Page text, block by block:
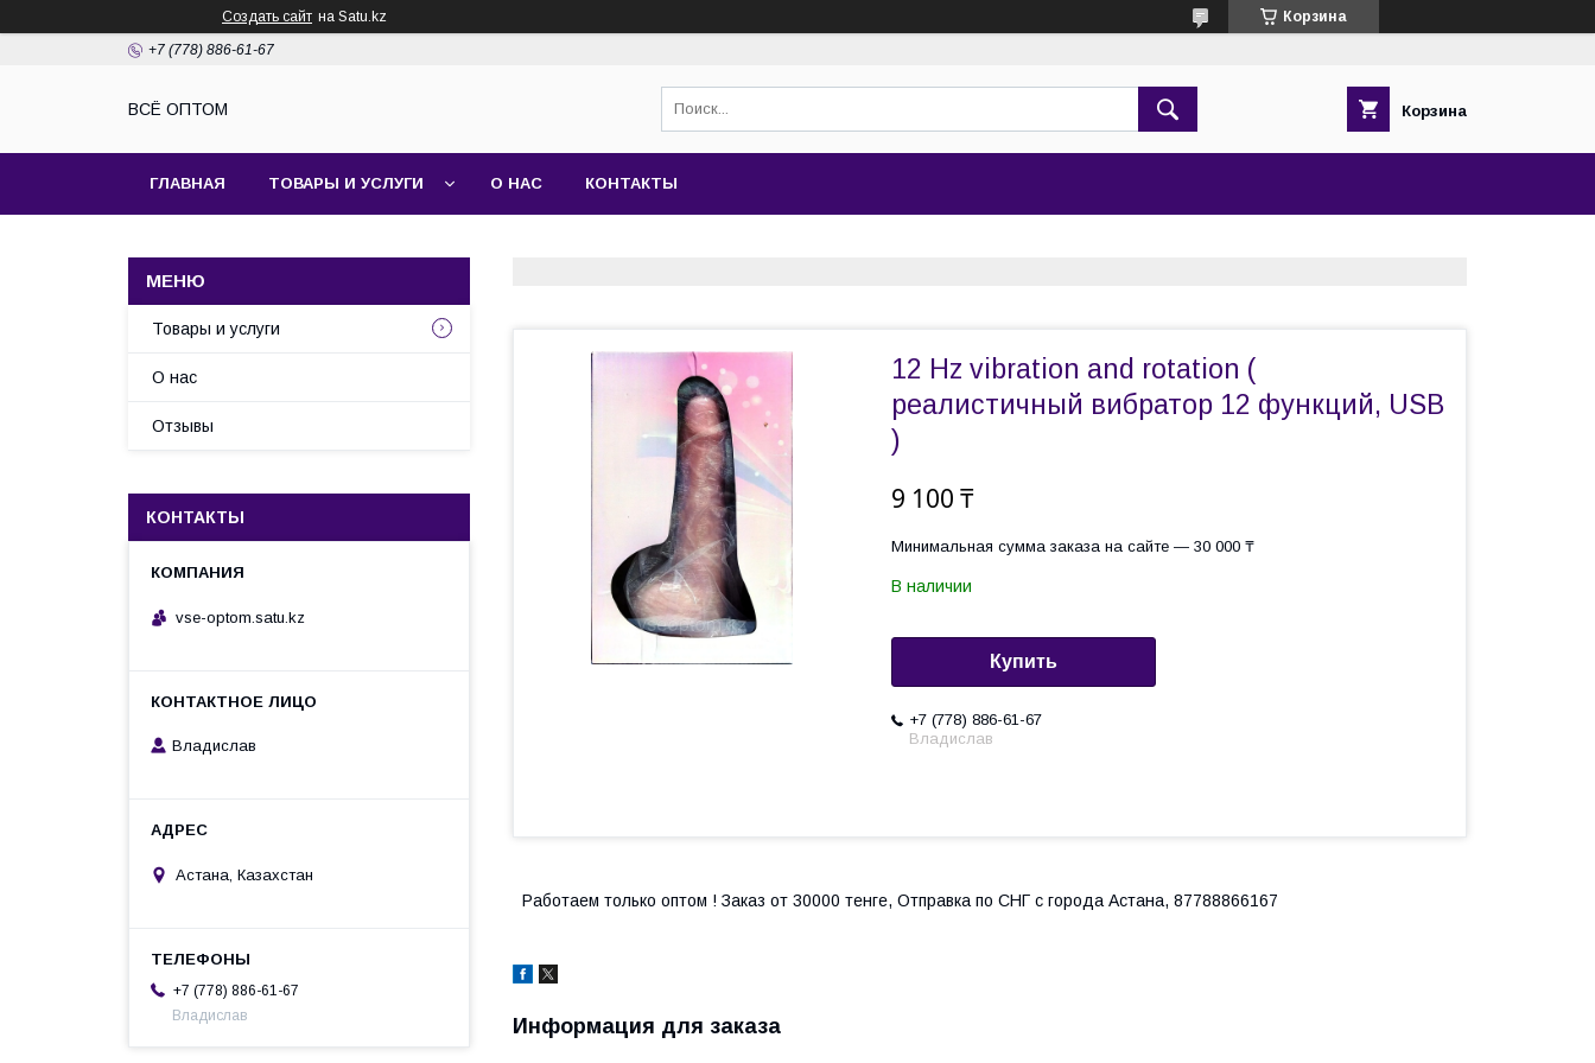
Создать сайт на Satu.kz Корзина
+7 (778) 886-61-67
ВСЁ ОПТОМ Корзина
ГЛАВНАЯ ТОВАРЫ И УСЛУГИ О НАС КОНТАКТЫ
12 Hz vibration and rotation (
реалистичный вибратор 12 функций, USB
)
9 100 ₸
Минимальная сумма заказа на сайте — 30 000 ₸
В наличии
Купить
+7 (778) 886-61-67
Владислав
Работаем только оптом ! Заказ от 30000 тенге, Отправка по СНГ с города Астана, 87788866167
Информация для заказа
Товары и услуги
О нас
Отзывы
КОНТАКТЫ
vse-optom.satu.kz
Владислав
Астана, Казахстан
+7 (778) 886-61-67
Владислав